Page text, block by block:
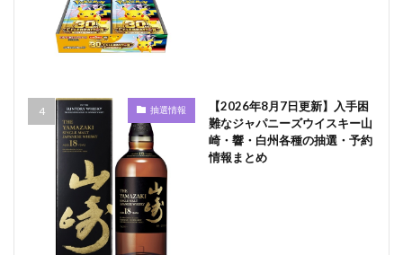
抽選情報
【2026年8月7日更新】入手困
難なジャパニーズウイスキー山
崎・響・白州各種の抽選・予約
情報まとめ